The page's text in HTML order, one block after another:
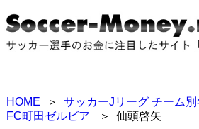
HOME ＞ サッカーJリーグ チーム
FC町田ゼルビア
＞ 仙頭啓矢